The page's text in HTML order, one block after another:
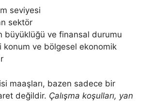
seviyesi
sektör
büyüklüğü ve finansal durumu
konum ve bölgesel ekonomik
maaşları, bazen sadece bir
değildir. Çalışma koşulları, yan